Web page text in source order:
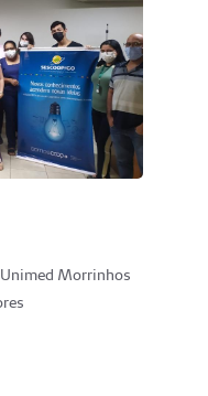
Unimed Morrinhos